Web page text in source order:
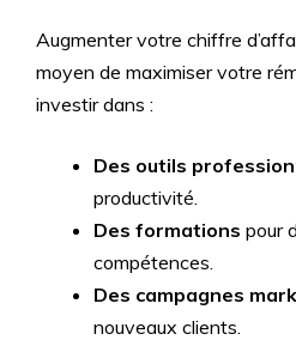
Augmenter votre chiffre
moyen de maximiser votre
investir dans :
Des outils
productivité.
Des formations pour
compétences.
Des campagnes
nouveaux clients.